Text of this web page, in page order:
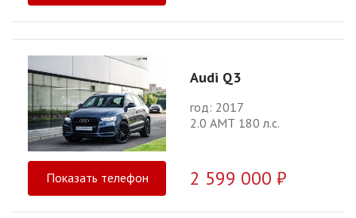
Audi Q3
год: 2017
2.0 АМТ 180 л.с.
Показать телефон 2 599 000 ₽